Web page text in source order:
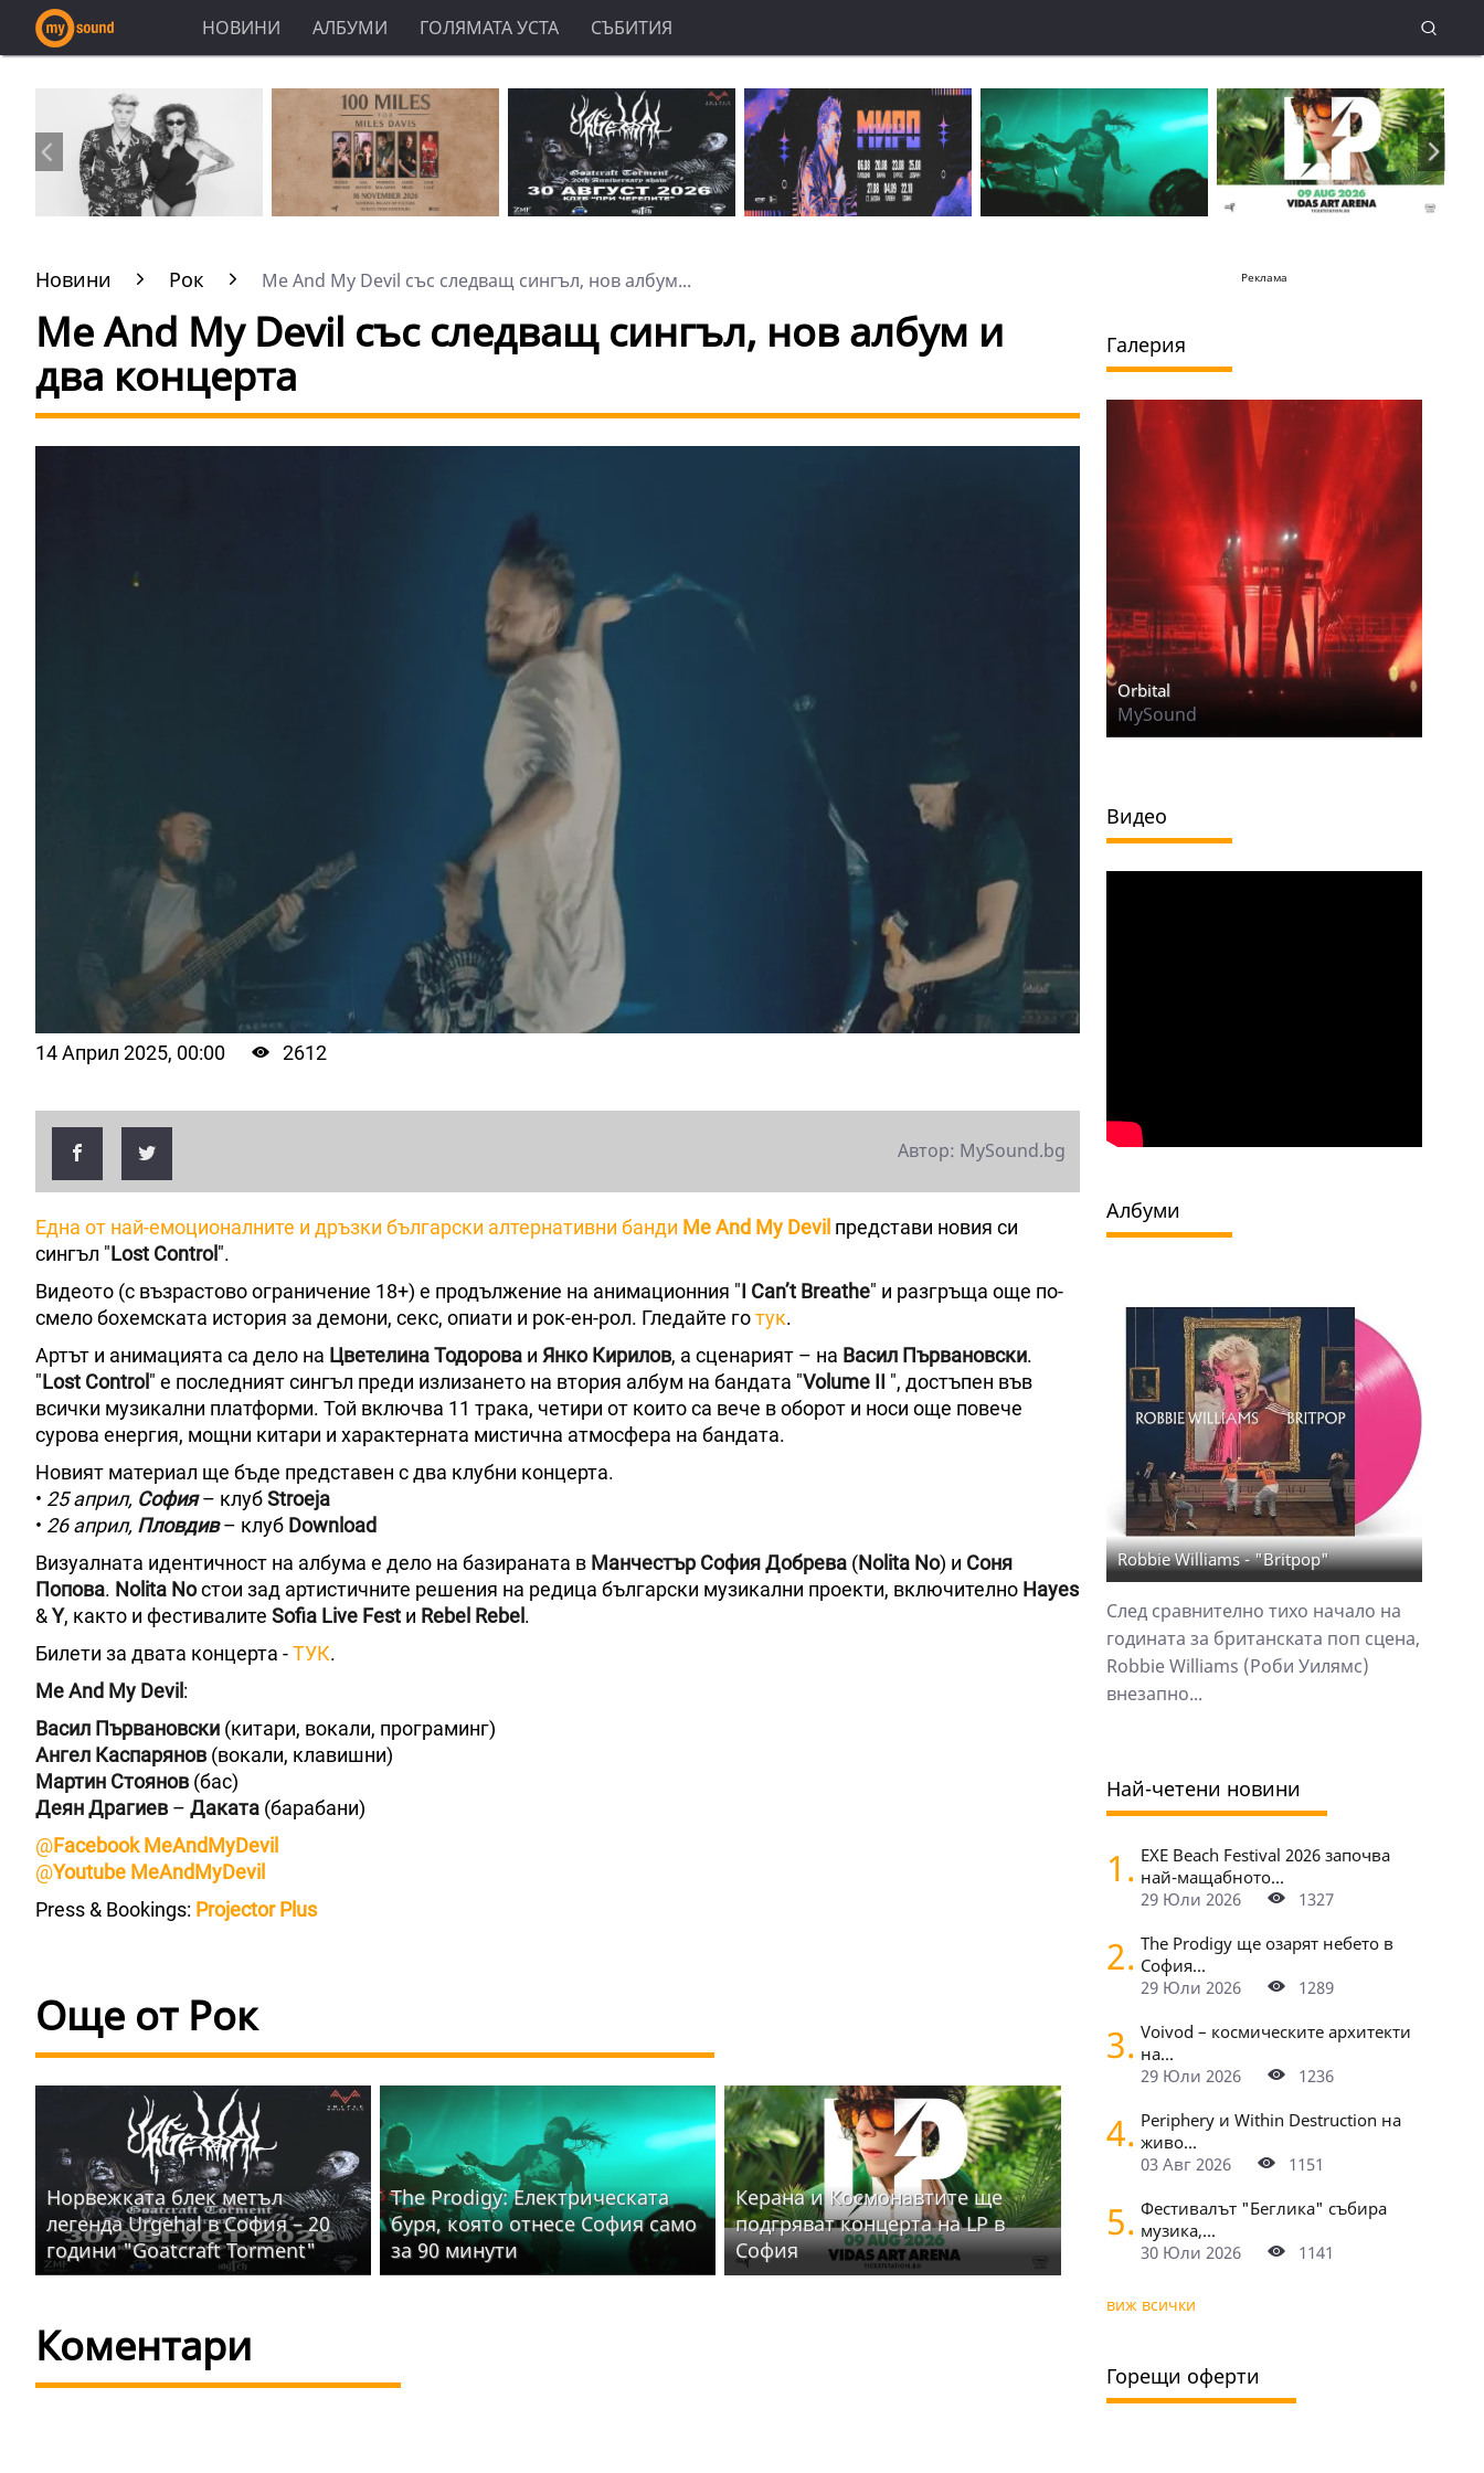
НОВИНИ АЛБУМИ ГОЛЯМАТА УСТА СЪБИТИЯ
Новини Рок Me And My Devil със следващ сингъл, нов албум...
Me And My Devil със следващ сингъл, нов албум и
два концерта
14 Април 2025, 00:00 2612
Автор: MySound.bg
Една от най-емоционалните и дръзки български алтернативни банди Me And My Devil представи новия си
сингъл "Lost Control".
Видеото (с възрастово ограничение 18+) е продължение на анимационния "I Can’t Breathe" и разгръща още по-
смело бохемската история за демони, секс, опиати и рок-ен-рол. Гледайте готук.
Артът и анимацията са дело на ЦветелинаТодорова и Янко Кирилов, а сценарият – на Васил Първановски.
"Lost Control" е последният сингъл преди излизането на втория албум на бандата "Volume II ", достъпен във
всички музикални платформи. Той включва 11 трака, четири от които са вече в оборот и носи още повече
сурова енергия, мощни китари и характерната мистична атмосфера на бандата.
Новият материал ще бъде представен с два клубни концерта.
• 25 април, София – клубStroeja
• 26 април, Пловдив– клуб Download
Визуалната идентичност на албума е дело на базираната в Манчестър София Добрева (Nolita No) и Соня
Попова. Nolita Noстои зад артистичните решения на редица български музикални проекти, включително Hayes
&Y, както и фестивалите Sofia Live Fest и Rebel Rebel.
Билети за двата концерта -ТУК.
Me And My Devil:
Васил Първановски (китари, вокали, програминг)
Ангел Каспарянов (вокали, клавишни)
Мартин Стоянов (бас)
Деян Драгиев – Даката (барабани)
@Facebook MeAndMyDevil
@Youtube MeAndMyDevil
Press & Bookings: Projector Plus
Още от Рок
Норвежката блек метъл
легенда Urgehal в София – 20
години "Goatcraft Torment"
The Prodigy: Електрическата
буря, която отнесе София само
за 90 минути
Керана и Космонавтите ще
подгряват концерта на LP в
София
Коментари
Реклама
Галерия
Orbital
MySound
Видео
Албуми
Robbie Williams - "Britpop"
След сравнително тихо начало на
годината за британската поп сцена,
Robbie Williams (Роби Уилямс)
внезапно...
Най-четени новини
1. EXE Beach Festival 2026 започва
най-мащабното...
29 Юли 2026
1327
2. The Prodigy ще озарят небето в
София...
29 Юли 2026
1289
3. Voivod – космическите архитекти
на...
29 Юли 2026
1236
4. Periphery и Within Destruction на
живо...
03 Авг 2026
1151
5. Фестивалът "Беглика" събира
музика,...
30 Юли 2026
1141
виж всички
Горещи оферти